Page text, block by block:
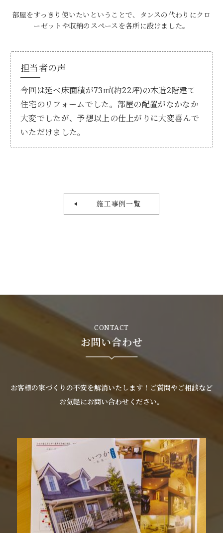
部屋をすっきり使いたいということで、タンスの代わりにクロ
ーゼットや収納のスペースを各所に設けました。
担当者の声
今回は延べ床面積が73㎡(約22坪)の木造2階建て
住宅のリフォームでした。部屋の配置がなかなか
大変でしたが、予想以上の仕上がりに大変喜んで
いただけました。
施工事例一覧
CONTACT
お問い合わせ
お客様の家づくりの不安を解消いたします！ご質問やご相談など
お気軽にお問い合わせください。